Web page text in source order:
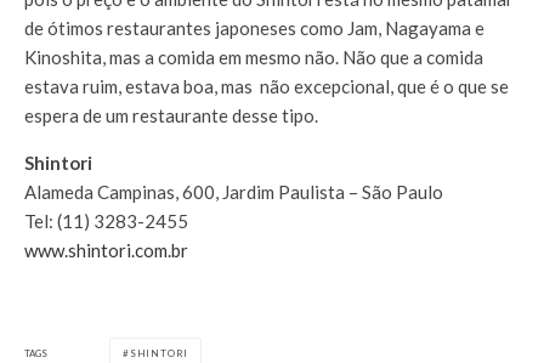
de ótimos restaurantes japoneses como Jam, Nagayama e
Kinoshita, mas a comida em mesmo não. Não que a comida
estava ruim, estava boa, mas não excepcional, que é o que se
espera de um restaurante desse tipo.
Shintori
Alameda Campinas, 600, Jardim Paulista – São Paulo
Tel: (11) 3283-2455
www.shintori.com.br
TAGS SHINTORI